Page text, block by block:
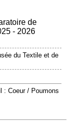
de
- 2026
du Textile et de
: Coeur / Poumons